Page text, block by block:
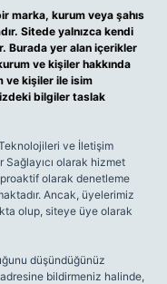
marka, kurum veya şahıs
Sitede yalnızca kendi
Burada yer alan içerikler
ve kişiler hakkında
ve kişiler ile isim
bilgiler taslak
ve İletişim
Sağlayıcı olarak hizmet
olarak denetleme
Ancak, üyelerimiz
olup, siteye üye olarak
düşündüğünüz
adresine bildirmeniz halinde,